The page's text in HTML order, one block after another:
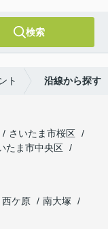
検索
ト 沿線から探す
さいたま市桜区
たま市中央区
西ケ原
南大塚